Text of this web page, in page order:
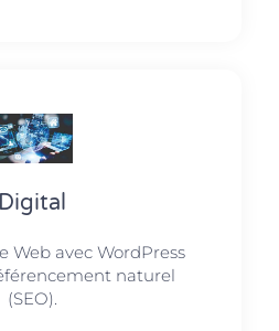
Digital
Web avec WordPress
naturel
(SEO).